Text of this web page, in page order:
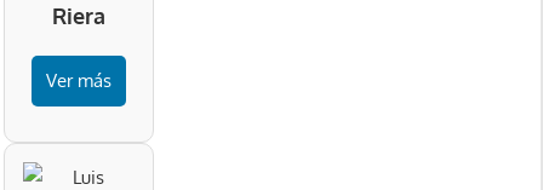
Riera
Ver más